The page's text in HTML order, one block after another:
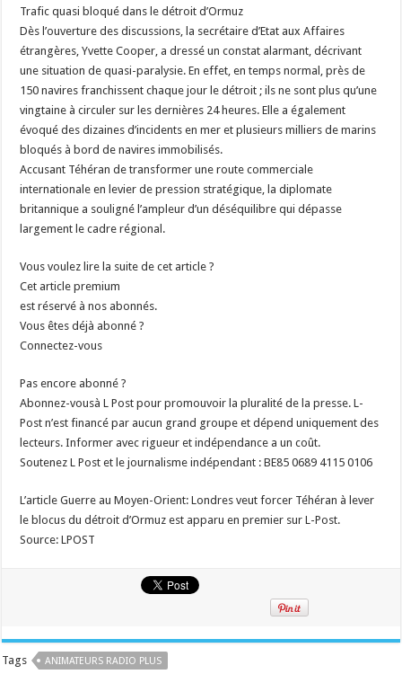
Trafic quasi bloqué dans le détroit d’Ormuz
Dès l’ouverture des discussions, la secrétaire d’Etat aux Affaires
étrangères, Yvette Cooper, a dressé un constat alarmant, décrivant
une situation de quasi-paralysie. En effet, en temps normal, près de
150 navires franchissent chaque jour le détroit ; ils ne sont plus qu’une
vingtaine à circuler sur les dernières 24 heures. Elle a également
évoqué des dizaines d’incidents en mer et plusieurs milliers de marins
bloqués à bord de navires immobilisés.
Accusant Téhéran de transformer une route commerciale
internationale en levier de pression stratégique, la diplomate
britannique a souligné l’ampleur d’un déséquilibre qui dépasse
largement le cadre régional.
Vous voulez lire la suite de cet article ?
Cet article premium
est réservé à nos abonnés.
Vous êtes déjà abonné ?
Connectez-vous
Pas encore abonné ?
Abonnez-vousà L Post pour promouvoir la pluralité de la presse. L-
Post n’est financé par aucun grand groupe et dépend uniquement des
lecteurs. Informer avec rigueur et indépendance a un coût.
Soutenez L Post et le journalisme indépendant : BE85 0689 4115 0106
L’article Guerre au Moyen-Orient: Londres veut forcer Téhéran à lever
le blocus du détroit d’Ormuz est apparu en premier sur L-Post.
Source: LPOST
Tags ANIMATEURS RADIO PLUS